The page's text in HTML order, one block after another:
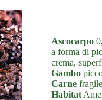
Ascocarpo
a forma di
crema,
Gambo
Carne
Habitat